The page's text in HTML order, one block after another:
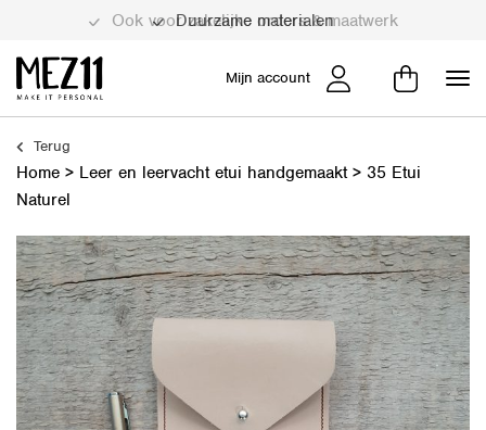
Duurzame materialen
Mijn account
Terug
Home > Leer en leervacht etui handgemaakt> 35 Etui
Naturel